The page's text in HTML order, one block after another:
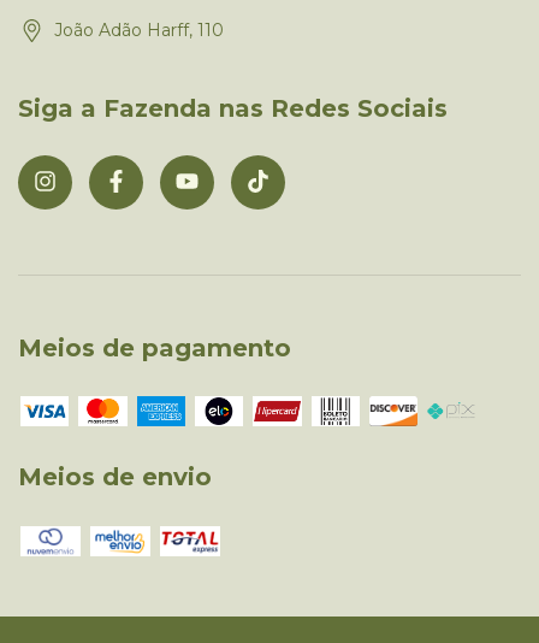
João Adão Harff, 110
Siga a Fazenda nas Redes Sociais
Meios de pagamento
Meios de envio